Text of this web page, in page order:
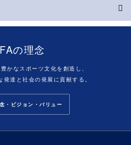
の理念
かなスポーツ文化を創造し、
発達と社会の発展に貢献する。
・ビジョン・バリュー